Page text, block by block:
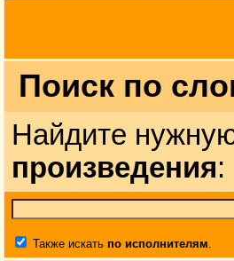
Поиск по
Найдите
произведения:
Также искать по исполнителям.